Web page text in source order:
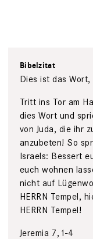
Bibelzitat
Dies ist das Wort,
Tritt ins Tor am
dies Wort und
von Juda, die ihr
anzubeten! So
Israels: Bessert
euch wohnen
nicht auf
HERRN Tempel,
HERRN Tempel!
Jeremia 7,1-4